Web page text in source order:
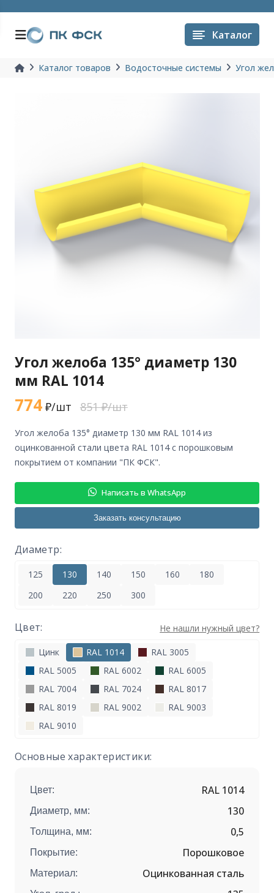
Каталог
Каталог товаров Водосточные системы Угол
Угол желоба 135° диаметр 130
мм RAL 1014
774₽/шт 851 ₽/шт
угол желоба 135° диаметр 130 мм RAL 1014 из
оцинкованной стали цвета RAL 1014 с порошковым
покрытием от компании "ПК ФСК".
Написать в WhatsApp
Заказать консультацию
Диаметр:
125 130 140 150 160
180
200
220 250 300
Цвет: Не нашли нужный цвет?
Цинк RAL 1014
RAL 3005
RAL 5005
RAL 6002
RAL 6005
RAL 7004
RAL 7024
RAL 8017
RAL 8019
RAL 9002
RAL 9003
RAL 9010
Основные характеристики:
Цвет: RAL 1014
Диаметр, мм: 130
Толщина, мм: 0,5
Покрытие: Порошковое
Материал: Оцинкованная сталь